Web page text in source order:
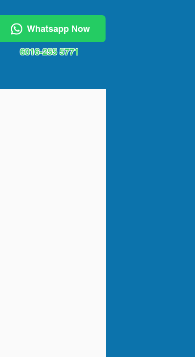
Whatsapp Now
6016-255 5771